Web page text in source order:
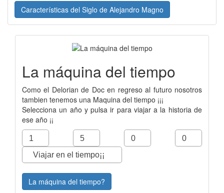
Características del Siglo de Alejandro Magno
La máquina del tiempo
Como el Delorian de Doc en regreso al futuro nosotros
tambien tenemos una Maquina del tiempo ¡¡¡
Selecciona un año y pulsa ir para viajar a la historia de
ese año ¡¡
La máquina del tiempo?